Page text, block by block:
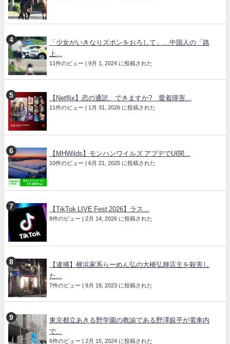
「少女がいきなりズボンをおろして」…中国人の「路
上...
11件のビュー | 9月 1, 2024 に投稿された
【Netflix】恋の通訳、できますか? 愛着障害...
11件のビュー | 1月 31, 2026 に投稿された
【MHWilds】モンハンワイルズ アプデでUI関...
10件のビュー | 6月 21, 2025 に投稿された
【TikTok LIVE Fest 2026】ラス...
8件のビュー | 2月 14, 2026 に投稿された
【逮捕】横浜家系らーめん弘の大橋弘輝店主を殺害し
た...
7件のビュー | 9月 18, 2023 に投稿された
東京都立あきる野学園の教諭である野澤銀平が電車内
で...
6件のビュー | 2月 15, 2024 に投稿された